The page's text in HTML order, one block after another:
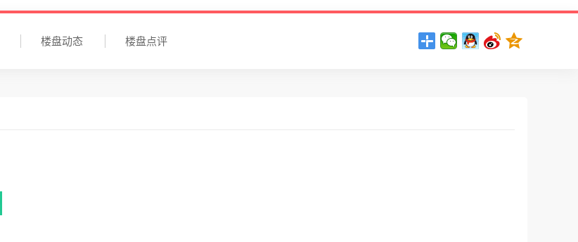
楼盘动态 楼盘点评